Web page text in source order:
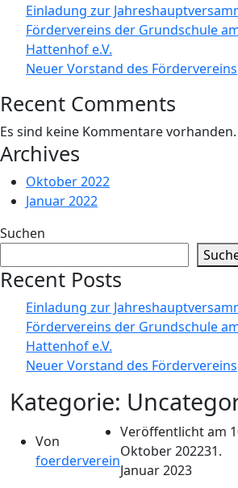
Einladung zur
Fördervereins der Grundschule
Hattenhof e.V.
Neuer Vorstand des Fördervereins
Recent Comments
Es sind keine Kommentare vorhanden.
Archives
Oktober 2022
Januar 2022
Suchen
Recent Posts
Einladung zur
Fördervereins der Grundschule
Hattenhof e.V.
Neuer Vorstand des Fördervereins
Kategorie:
Von
foerderverein
Veröffentlicht am
Oktober 202231.
Januar 2023